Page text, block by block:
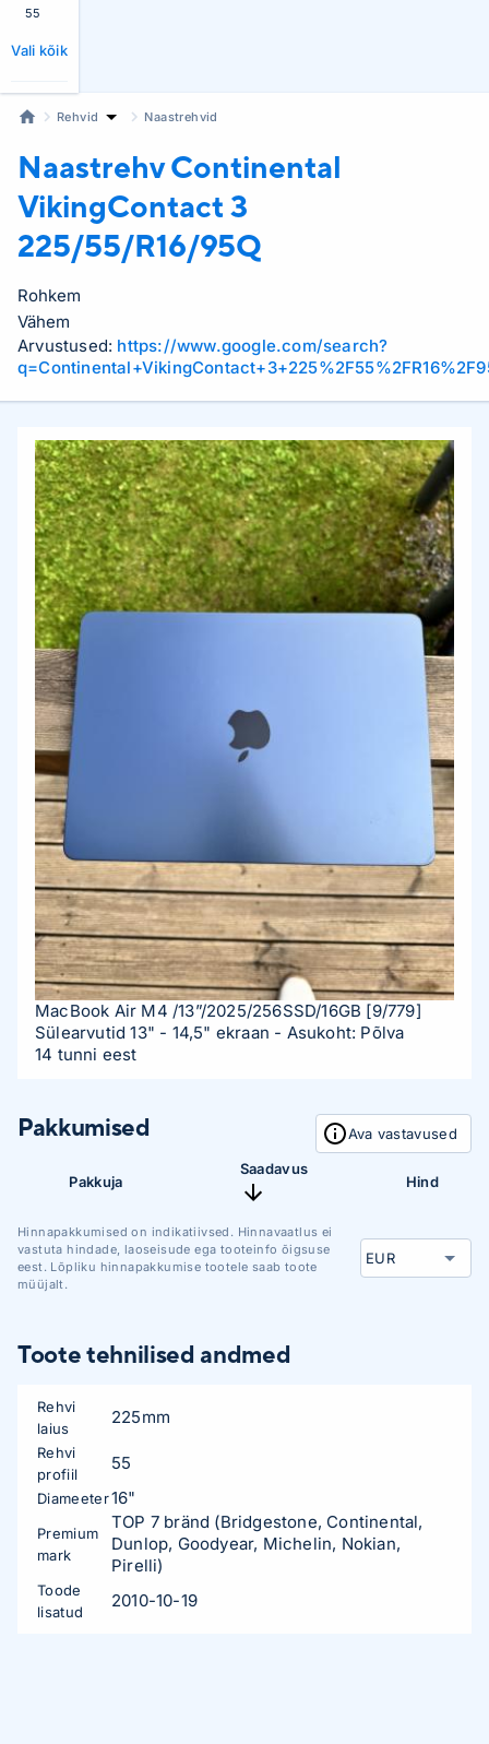
55
Vali kõik
Rehvid Naastrehvid
Naastrehv Continental
VikingContact 3
225/55/R16/95Q
Rohkem
Vähem
Arvustused: https://www.google.com/search?
MacBook Air M4 /13”/2025/256SSD/16GB [9/779]
Sülearvutid 13" - 14,5" ekraan - Asukoht: Põlva
14 tunni eest
Pakkumised Ava vastavused
Pakkuja
Saadavus
Hind
Hinnapakkumised on indikatiivsed. Hinnavaatlus ei
vastuta hindade, laoseisude ega tooteinfo õigsuse
eest. Lõpliku hinnapakkumise tootele saab toote
müüjalt.
Toote tehnilised andmed
Rehvi
laius
225mm
Rehvi
profiil
55
Diameeter16"
Premium
mark
TOP 7 bränd (Bridgestone, Continental,
Dunlop, Goodyear, Michelin, Nokian,
Pirelli)
Toode
lisatud
2010-10-19